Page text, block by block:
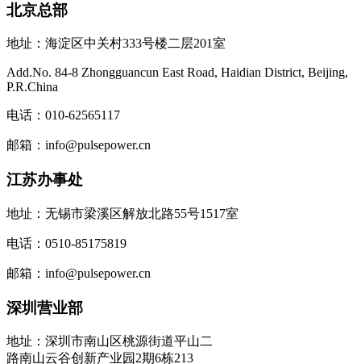
北京总部
地址：海淀区中关村333号楼二层201室
Add.No. 84-8 Zhongguancun East Road, Haidian District, Beijing,
P.R.China
电话：010-62565117
邮箱：info@pulsepower.cn
江苏办事处
地址：无锡市梁溪区解放北路55号1517室
电话：0510-85175819
邮箱：info@pulsepower.cn
深圳营业部
地址：深圳市南山区桃源街道平山二
路南山云谷创新产业园2期6栋213